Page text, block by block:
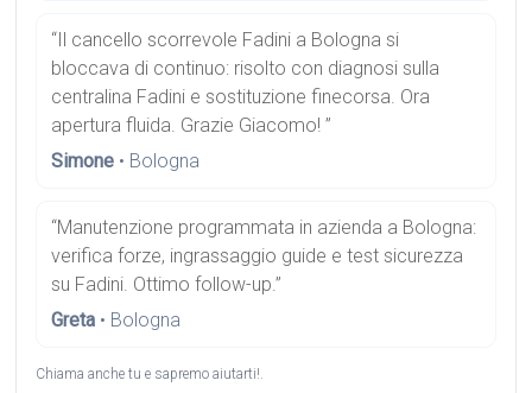
“Il cancello scorrevole Fadini a Bologna si
bloccava di continuo: risolto con diagnosi sulla
centralina Fadini e sostituzione finecorsa. Ora
apertura fluida. Grazie Giacomo! ”
Simone • Bologna
“Manutenzione programmata in azienda a Bologna:
verifica forze, ingrassaggio guide e test sicurezza
su Fadini. Ottimo follow-up.”
Greta • Bologna
Chiama anche tu e sapremo aiutarti!.